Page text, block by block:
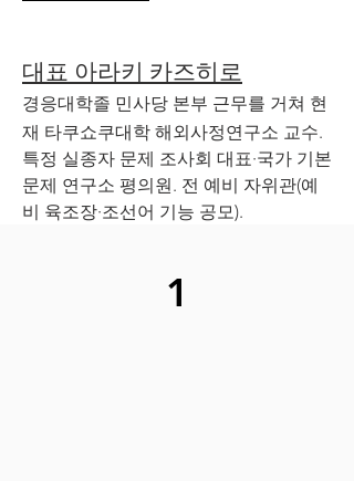
대표 아라키 카즈히로
경응대학졸 민사당 본부 근무를 거쳐 현
재 타쿠쇼쿠대학 해외사정연구소 교수.
특정 실종자 문제 조사회 대표·국가 기본
문제 연구소 평의원. 전 예비 자위관(예
비 육조장·조선어 기능 공모).
1